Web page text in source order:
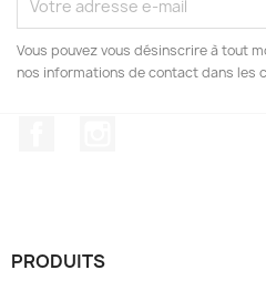
Vous pouvez vous désinscrire à tout
nos informations de contact dans les
PRODUITS